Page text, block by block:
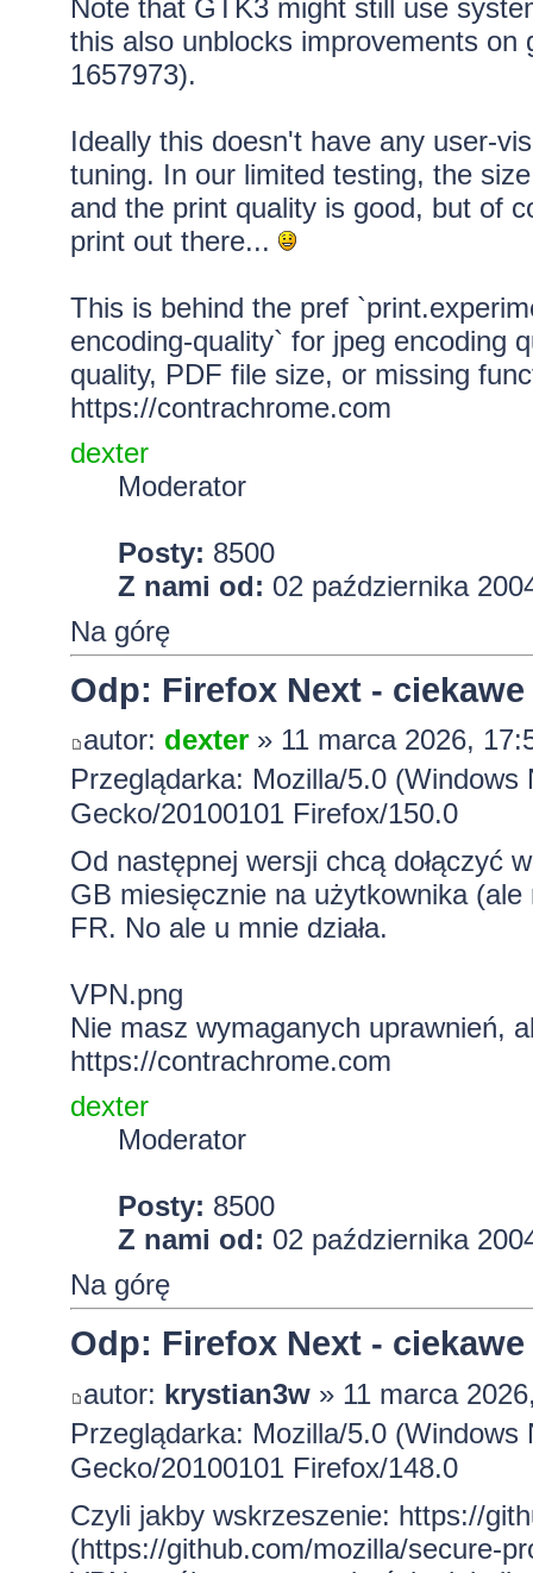
Note that GTK3 might still use
this also unblocks improvements
1657973).
Ideally this doesn't have any user-
tuning. In our limited testing, the
and the print quality is good, but of
print out there...
This is behind the pref
encoding-quality` for jpeg encoding
quality, PDF file size, or missing
https://contrachrome.com
dexter
Moderator
Posty: 8500
Z nami od: 02 października
Na górę
Odp: Firefox Next -
autor: dexter» 11 marca 2026,
Przeglądarka: Mozilla/5.0
Gecko/20100101 Firefox/150.0
Od następnej wersji chcą dołączyć
GB miesięcznie na użytkownika
FR. No ale u mnie działa.
VPN.png
Nie masz wymaganych uprawnień,
https://contrachrome.com
dexter
Moderator
Posty: 8500
Z nami od: 02 października
Na górę
Odp: Firefox Next -
autor: krystian3w» 11 marca
Przeglądarka: Mozilla/5.0
Gecko/20100101 Firefox/148.0
Czyli jakby wskrzeszenie: https://
(https://github.com/mozilla/secure-